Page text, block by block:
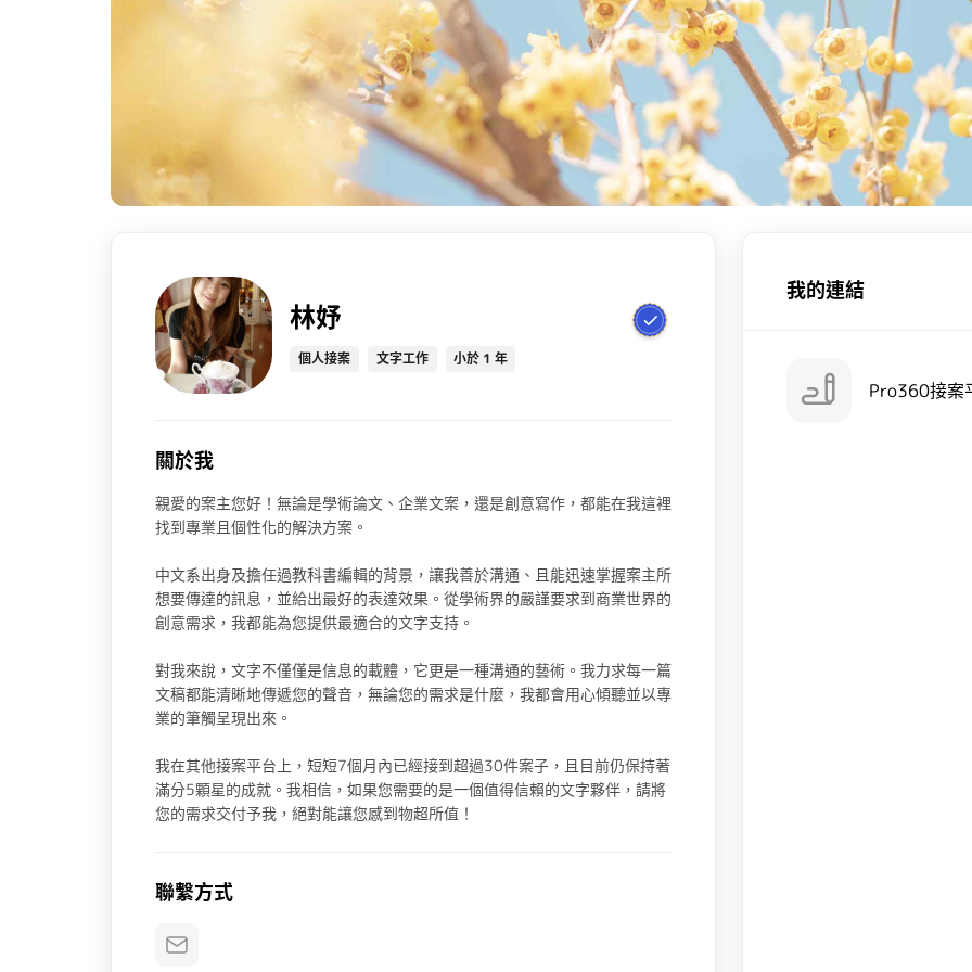
林妤
個人接案 文字工作 小於 1 年
關於我
親愛的案主您好！無論是學術論文、企業文案，還是創意寫作，都能在我這裡
找到專業且個性化的解決方案。
中文系出身及擔任過教科書編輯的背景，讓我善於溝通、且能迅速掌握案主所
想要傳達的訊息，並給出最好的表達效果。從學術界的嚴謹要求到商業世界的
創意需求，我都能為您提供最適合的文字支持。
對我來說，文字不僅僅是信息的載體，它更是一種溝通的藝術。我力求每一篇
文稿都能清晰地傳遞您的聲音，無論您的需求是什麼，我都會用心傾聽並以專
業的筆觸呈現出來。
我在其他接案平台上，短短7個月內已經接到超過30件案子，且目前仍保持著
滿分5顆星的成就。我相信，如果您需要的是一個值得信賴的文字夥伴，請將
您的需求交付予我，絕對能讓您感到物超所值！
聯繫方式
我的連結
Pro360接案